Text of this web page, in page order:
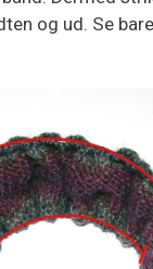
og ud. Se